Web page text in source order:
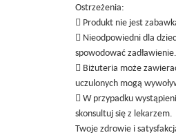
Ostrzeżenia:
 Produkt nie jest
 Nieodpowiedni dla
spowodować zadławienie.
 Biżuteria może
uczulonych mogą
 W przypadku
skonsultuj się z lekarzem.
Twoje zdrowie i